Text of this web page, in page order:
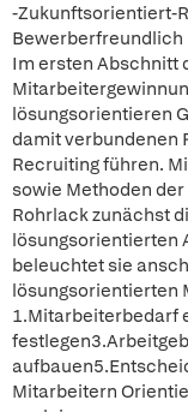
-Zukunftsorientiert-
Bewerberfreundlich
Im ersten Abschnitt
lösungsorientieren
damit verbundenen
Recruiting führen.
sowie Methoden
Rohrlack zunächst
lösungsorientierten
beleuchtet sie
lösungsorientierten
1.Mitarbeiterbedarf
Mitarbeitern